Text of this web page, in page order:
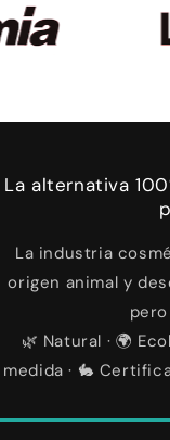
La alternativa
La industria
origen animal y
🌿 Natural · 🌍
medida · 🐇